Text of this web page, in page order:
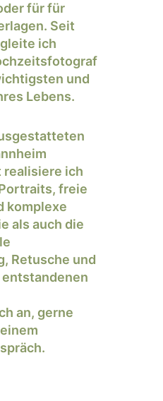
für für
Seit
ich
und
Lebens.
realisiere ich
freie
komplexe
als auch die
Retusche und
an, gerne